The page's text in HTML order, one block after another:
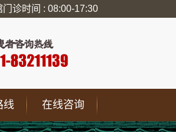
门诊时间 : 08:00-17:30
在线咨询
线